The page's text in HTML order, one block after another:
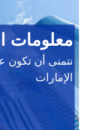
معلومات
نتمنى أن تكون
الإمارات